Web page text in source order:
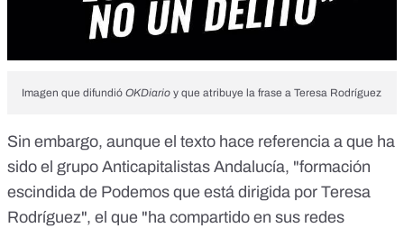
Imagen que difundió OKDiario y que atribuye la frase a Teresa Rodríguez
Sin embargo, aunque el texto hace referencia a que ha
sido el grupo Anticapitalistas Andalucía, "formación
escindida de Podemos que está dirigida por Teresa
Rodríguez", el que "ha compartido en sus redes